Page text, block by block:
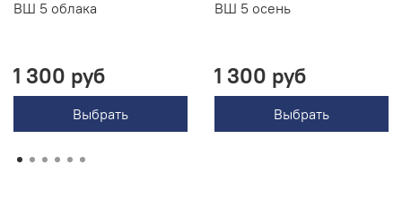
ВШ 5 облака
1 300 руб
Выбрать
ВШ 5 осень
1 300 руб
Выбрать